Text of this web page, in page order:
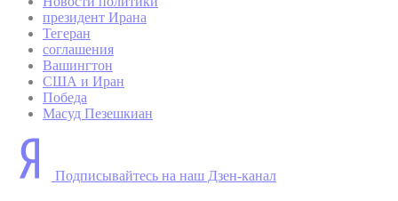
президент Ирана
Тегеран
соглашения
Вашингтон
США и Иран
Победа
Масуд Пезешкиан
Подписывайтесь на наш Дзен-канал